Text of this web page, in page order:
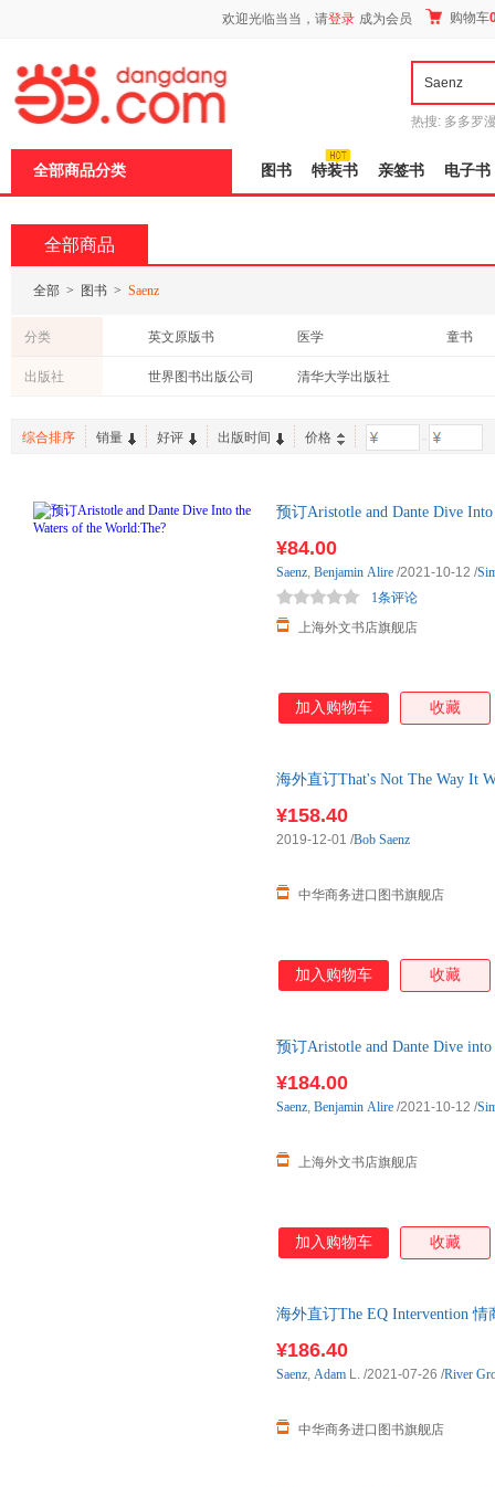
欢迎光临当当，请登录 成为会员 购物车
热搜: 多多罗
全部商品分类 图书 特装书 亲签书 电子书
全部商品
全部 > 图书 > Saenz
分类 英文原版书 医学 童书
出版社 世界图书出版公司 清华大学出版社
综合排序 销量 好评 出版时间 价格 -
预订Aristotle and Dante Dive
¥84.00
上海外文书店旗舰店
1条评论
Saenz, Benjamin Alire /2021-10-12 /
加入购物车 收藏
海外直订That's Not The Way It
¥158.40
中华商务进口图书旗舰店
2019-12-01 /Bob Saenz
加入购物车 收藏
预订Aristotle and Dante Dive
¥184.00
上海外文书店旗舰店
Saenz, Benjamin Alire /2021-10-12 /
加入购物车 收藏
海外直订The EQ Intervention 情
¥186.40
中华商务进口图书旗舰店
Saenz, Adam L. /2021-07-26 /River
页
加